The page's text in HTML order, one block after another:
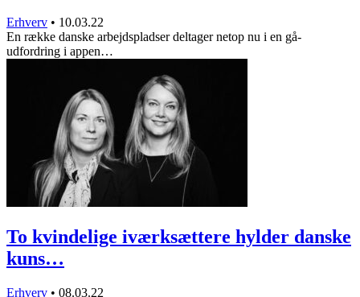
Erhverv • 10.03.22
En række danske arbejdspladser deltager netop nu i en gå-
udfordring i appen…
To kvindelige iværksættere hylder danske
kuns…
Erhverv • 08.03.22